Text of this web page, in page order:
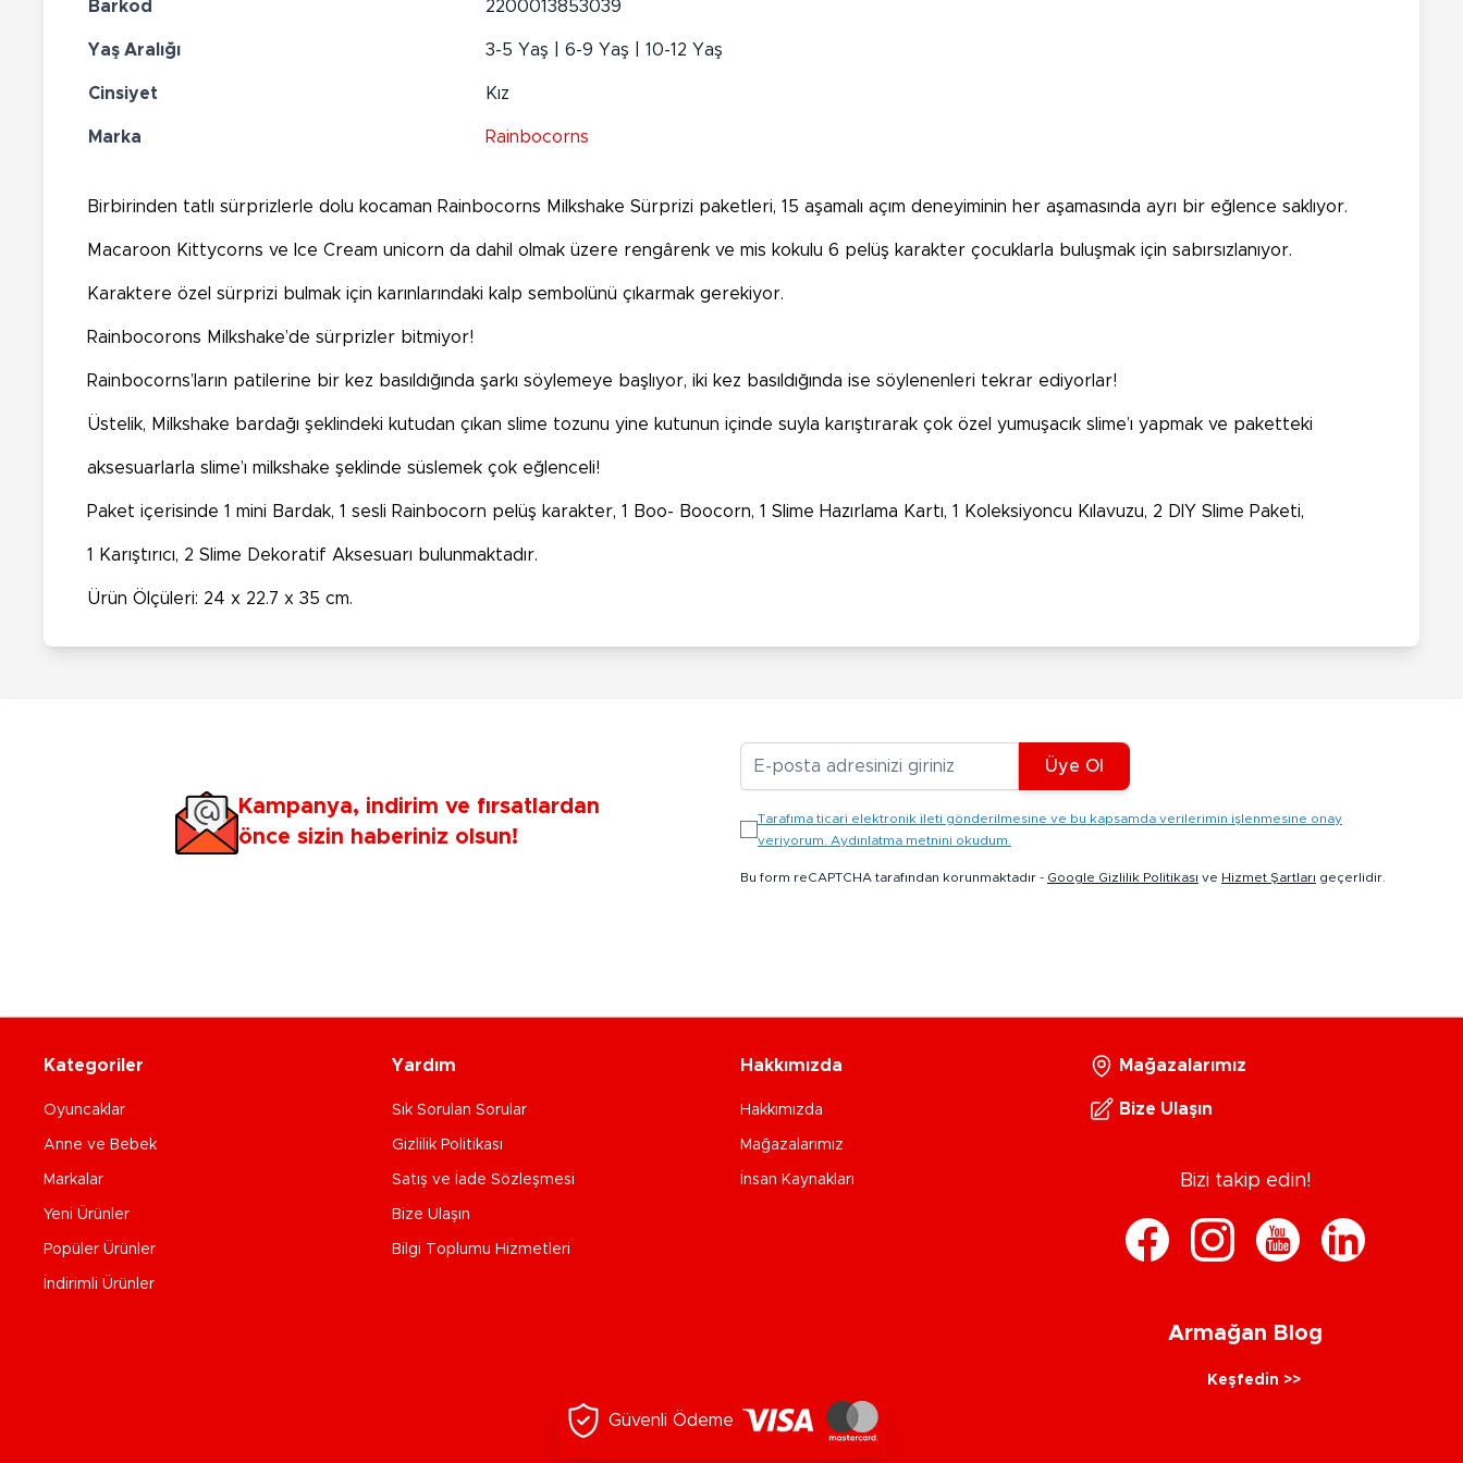
Barkod 2200013853039
Yaş Aralığı 3-5 Yaş | 6-9 Yaş | 10-12 Yaş
Cinsiyet Kız
Marka Rainbocorns
Birbirinden tatlı sürprizlerle dolu kocaman Rainbocorns Milkshake Sürprizi paketleri, 15 aşamalı açım deneyiminin her aşamasında ayrı bir eğlence saklıyor.
Macaroon Kittycorns ve Ice Cream unicorn da dahil olmak üzere rengârenk ve mis kokulu 6 pelüş karakter çocuklarla buluşmak için sabırsızlanıyor.
Karaktere özel sürprizi bulmak için karınlarındaki kalp sembolünü çıkarmak gerekiyor.
Rainbocorons Milkshake’de sürprizler bitmiyor!
Rainbocorns’ların patilerine bir kez basıldığında şarkı söylemeye başlıyor, iki kez basıldığında ise söylenenleri tekrar ediyorlar!
Üstelik, Milkshake bardağı şeklindeki kutudan çıkan slime tozunu yine kutunun içinde suyla karıştırarak çok özel yumuşacık slime’ı yapmak ve paketteki
aksesuarlarla slime’ı milkshake şeklinde süslemek çok eğlenceli!
Paket içerisinde 1 mini Bardak, 1 sesli Rainbocorn pelüş karakter, 1 Boo- Boocorn, 1 Slime Hazırlama Kartı, 1 Koleksiyoncu Kılavuzu, 2 DIY Slime Paketi,
1 Karıştırıcı, 2 Slime Dekoratif Aksesuarı bulunmaktadır.
Ürün Ölçüleri: 24 x 22.7 x 35 cm.
Kampanya, indirim ve fırsatlardan
önce sizin haberiniz olsun!
Üye Ol
Tarafıma ticari elektronik ileti gönderilmesine ve bu kapsamda verilerimin işlenmesine onay
veriyorum. Aydınlatma metnini okudum.
Bu form reCAPTCHA tarafından korunmaktadır - Google Gizlilik Politikası ve Hizmet Şartları geçerlidir.
Kategoriler
Oyuncaklar
Anne ve Bebek
Markalar
Yeni Ürünler
Popüler Ürünler
İndirimli Ürünler
Yardım
Sık Sorulan Sorular
Gizlilik Politikası
Satış ve İade Sözleşmesi
Bize Ulaşın
Bilgi Toplumu Hizmetleri
Hakkımızda
Hakkımızda
Mağazalarımız
İnsan Kaynakları
Mağazalarımız
Bize Ulaşın
Bizi takip edin!
Armağan Blog
Keşfedin >>
Güvenli Ödeme